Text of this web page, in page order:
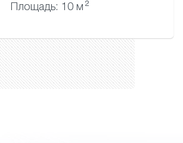
Площадь: 10 м 2